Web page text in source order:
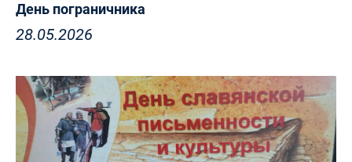
День пограничника
28.05.2026